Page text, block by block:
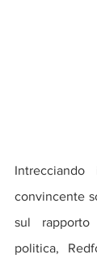
convincente
sul
politica,